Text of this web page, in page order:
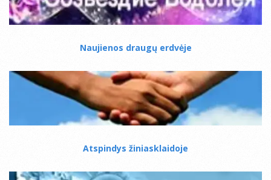
Naujienos draugų erdvėje
Atspindys žiniasklaidoje